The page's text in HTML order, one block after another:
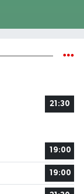
21:30
19:00
19:00